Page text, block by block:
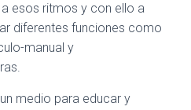
esos ritmos y con ello a
diferentes funciones como
manual y
medio para educar y